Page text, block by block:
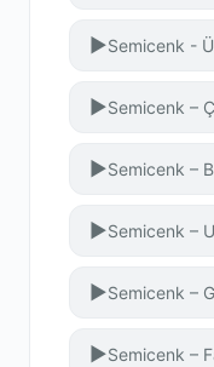
▶Semicenk -
▶Semicenk –
▶Semicenk –
▶Semicenk –
▶Semicenk –
▶Semicenk –